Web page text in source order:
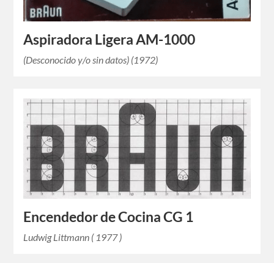
Aspiradora Ligera AM-1000
(Desconocido y/o sin datos) (1972)
Encendedor de Cocina CG 1
Ludwig Littmann ( 1977 )